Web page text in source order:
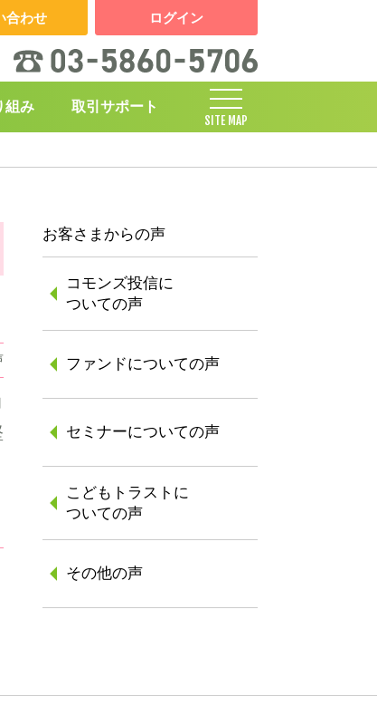
組み 取引サポート
SITE MAP
合わせ ログイン
お客さまからの声
コモンズ投信に
ついての声
ファンドについての声
セミナーについての声
こどもトラストに
ついての声
その他の声